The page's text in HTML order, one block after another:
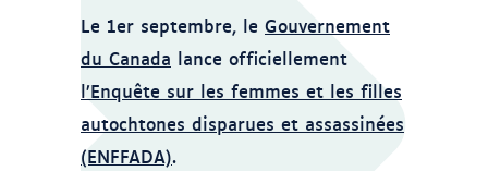
cirnac.gc.ca/fra/1448633299414/1534526479029
Le 1er septembre, le Gouvernement
du Canada lance officiellement
l’Enquête sur les femmes et les filles
autochtones disparues et assassinées
(ENFFADA).